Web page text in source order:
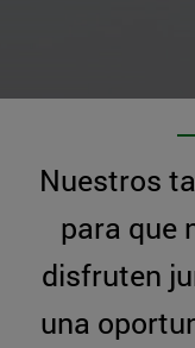
Nuestros
para que
disfruten
una